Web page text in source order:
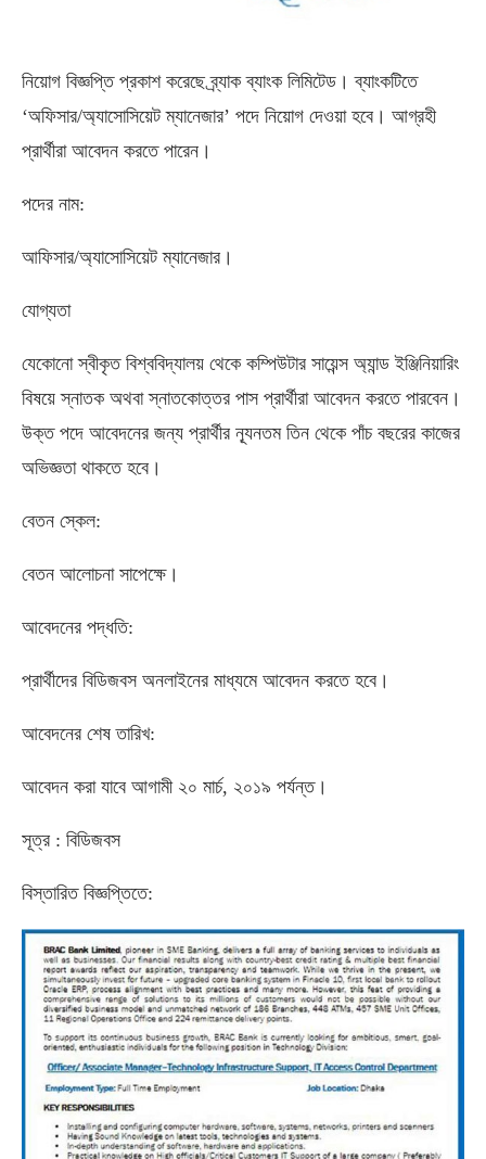
নিয়োগ বিজ্ঞপ্তি প্রকাশ করেছে ব্র্যাক ব্যাংক লিমিটেড। ব্যাংকটিতে
‘অফিসার/অ্যাসোসিয়েট ম্যানেজার’ পদে নিয়োগ দেওয়া হবে। আগ্রহী
প্রার্থীরা আবেদন করতে পারেন।
পদের নাম:
আফিসার/অ্যাসোসিয়েট ম্যানেজার।
যোগ্যতা
যেকোনো স্বীকৃত বিশ্ববিদ্যালয় থেকে কম্পিউটার সায়েন্স অ্যান্ড ইঞ্জিনিয়ারিং
বিষয়ে স্নাতক অথবা স্নাতকোত্তর পাস প্রার্থীরা আবেদন করতে পারবেন।
উক্ত পদে আবেদনের জন্য প্রার্থীর ন্যূনতম তিন থেকে পাঁচ বছরের কাজের
অভিজ্ঞতা থাকতে হবে।
বেতন স্কেল:
বেতন আলোচনা সাপেক্ষে।
আবেদনের পদ্ধতি:
প্রার্থীদের বিডিজবস অনলাইনের মাধ্যমে আবেদন করতে হবে।
আবেদনের শেষ তারিখ:
আবেদন করা যাবে আগামী ২০ মার্চ, ২০১৯ পর্যন্ত।
সূত্র : বিডিজবস
বিস্তারিত বিজ্ঞপ্তিতে: